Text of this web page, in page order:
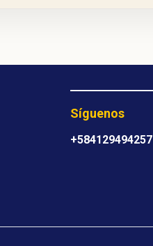
Síguenos
+584129494257